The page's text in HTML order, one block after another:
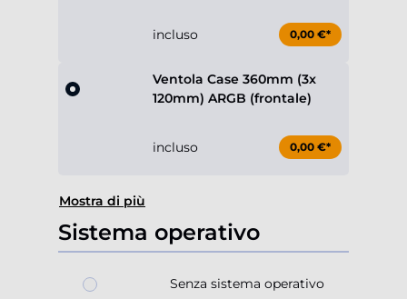
incluso 0,00 €*
Ventola Case 360mm (3x
120mm) ARGB (frontale)
incluso 0,00 €*
Mostra di più
Sistema operativo
Senza sistema operativo